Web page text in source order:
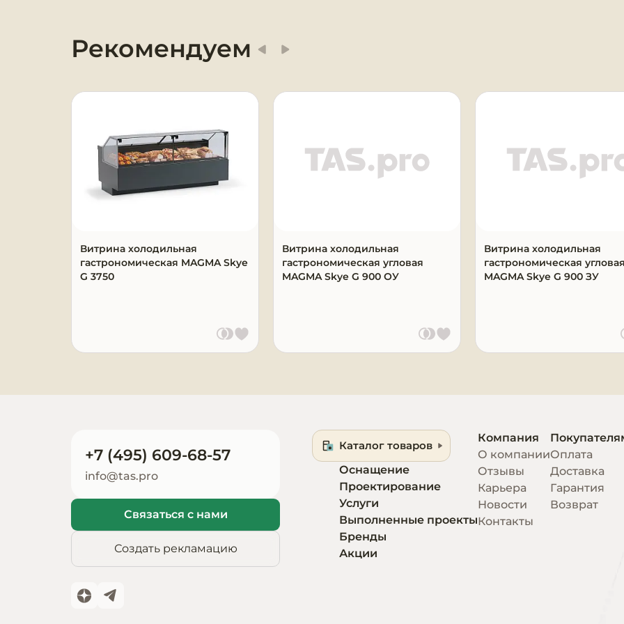
профессиональная химия
Клининговое
оборудование
Сантехническое
оборудование
Оснащение гостиниц и
Запчасти для
оборудования
Рекомендуем
Витрина холодильная
гастрономическая MAGMA Skye
G 3750
Витрина холодильная
гастрономическая угловая
MAGMA Skye G 900 ОУ
Витрина холодильная
гастрономическая угловая
MAGMA Skye G 900 ЗУ
+7 (495) 609-68-57
info@tas.pro
Связаться с нами
Создать рекламацию
Каталог товаров
Оснащение
Проектирование
Услуги
Выполненные проекты
Бренды
Акции
Компания
О компании
Отзывы
Карьера
Новости
Контакты
Оплата
Доставка
Гарантия
Возврат